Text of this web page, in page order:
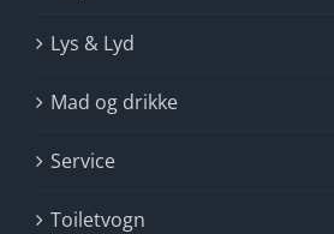
Lys & Lyd
Mad og drikke
Service
Toiletvogn